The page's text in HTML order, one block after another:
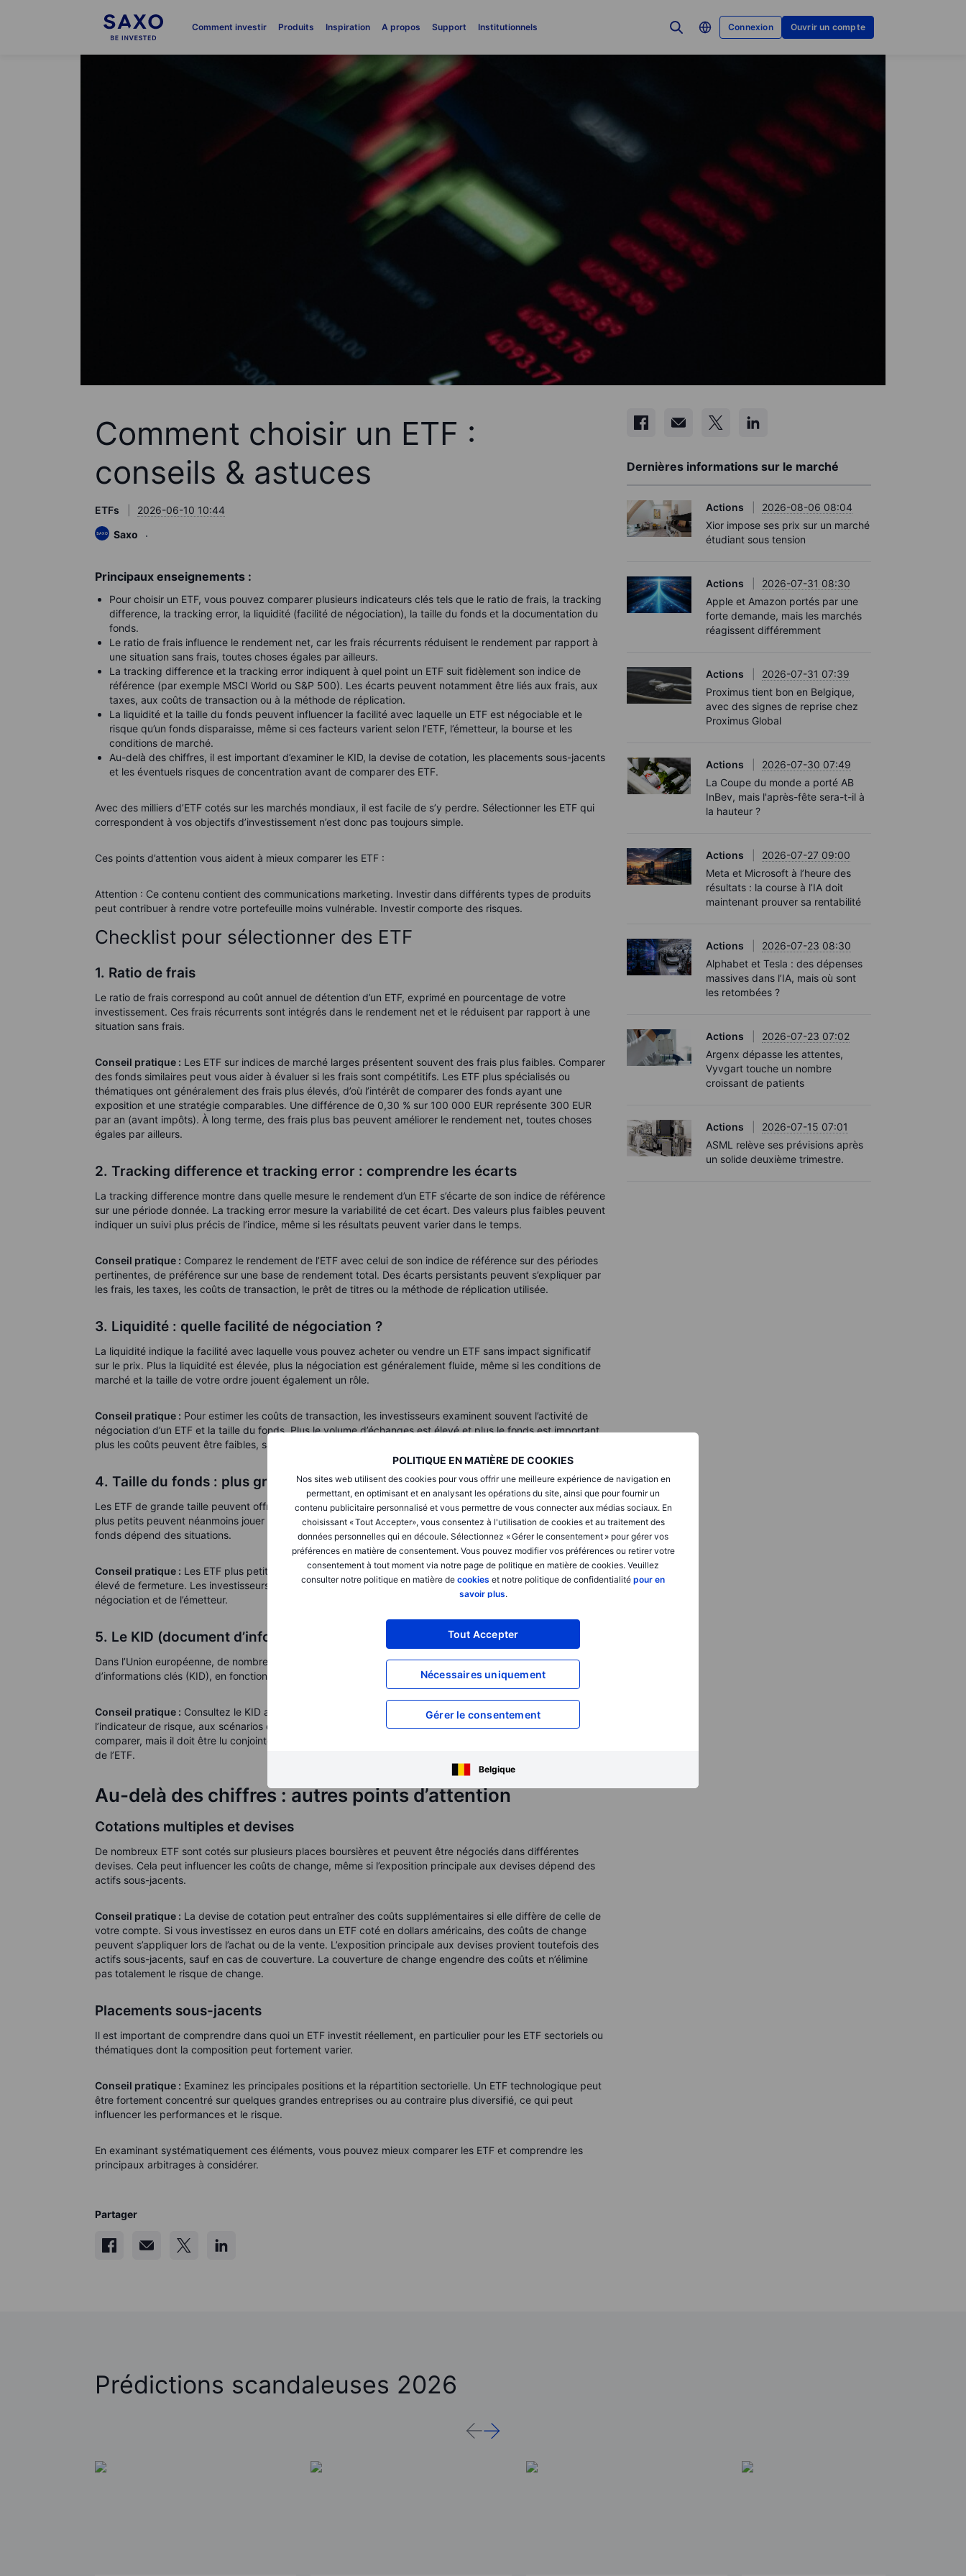
Comment investir Produits Inspiration A propos Support Institutionnels Connexion Ouvrir un compte
POLITIQUE EN MATIÈRE DE COOKIES
Nos sites web utilisent des cookies pour vous offrir une meilleure expérience de navigation en
permettant, en optimisant et en analysant les opérations du site, ainsi que pour fournir un
contenu publicitaire personnalisé et vous permettre de vous connecter aux médias sociaux. En
choisissant « Tout Accepter», vous consentez à l'utilisation de cookies et au traitement des
données personnelles qui en découle. Sélectionnez « Gérer le consentement » pour gérer vos
préférences en matière de consentement. Vous pouvez modifier vos préférences ou retirer votre
consentement à tout moment via notre page de politique en matière de cookies. Veuillez
consulter notre politique en matière de cookies et notre politique de confidentialité pour en
savoir plus.
Tout Accepter
Nécessaires uniquement
Gérer le consentement
Belgique
Comment choisir un ETF :
conseils & astuces
ETFs
2026-06-10 10:44
Saxo
Principaux enseignements :
Pour choisir un ETF, vous pouvez comparer plusieurs indicateurs clés tels que le ratio de frais, la tracking
difference, la tracking error, la liquidité (facilité de négociation), la taille du fonds et la documentation du
fonds.
Le ratio de frais influence le rendement net, car les frais récurrents réduisent le rendement par rapport à
une situation sans frais, toutes choses égales par ailleurs.
La tracking difference et la tracking error indiquent à quel point un ETF suit fidèlement son indice de
référence (par exemple MSCI World ou S&P 500). Les écarts peuvent notamment être liés aux frais, aux
taxes, aux coûts de transaction ou à la méthode de réplication.
La liquidité et la taille du fonds peuvent influencer la facilité avec laquelle un ETF est négociable et le
risque qu’un fonds disparaisse, même si ces facteurs varient selon l’ETF, l’émetteur, la bourse et les
conditions de marché.
Au-delà des chiffres, il est important d’examiner le KID, la devise de cotation, les placements sous-jacents
et les éventuels risques de concentration avant de comparer des ETF.
Avec des milliers d’ETF cotés sur les marchés mondiaux, il est facile de s’y perdre. Sélectionner les ETF qui
correspondent à vos objectifs d’investissement n’est donc pas toujours simple.
Ces points d’attention vous aident à mieux comparer les ETF :
Attention : Ce contenu contient des communications marketing. Investir dans différents types de produits
peut contribuer à rendre votre portefeuille moins vulnérable. Investir comporte des risques.
Checklist pour sélectionner des ETF
1. Ratio de frais
Le ratio de frais correspond au coût annuel de détention d’un ETF, exprimé en pourcentage de votre
investissement. Ces frais récurrents sont intégrés dans le rendement net et le réduisent par rapport à une
situation sans frais.
Conseil pratique : Les ETF sur indices de marché larges présentent souvent des frais plus faibles. Comparer
des fonds similaires peut vous aider à évaluer si les frais sont compétitifs. Les ETF plus spécialisés ou
thématiques ont généralement des frais plus élevés, d’où l’intérêt de comparer des fonds ayant une
exposition et une stratégie comparables. Une différence de 0,30 % sur 100 000 EUR représente 300 EUR
par an (avant impôts). À long terme, des frais plus bas peuvent améliorer le rendement net, toutes choses
égales par ailleurs.
2. Tracking difference et tracking error : comprendre les écarts
La tracking difference montre dans quelle mesure le rendement d’un ETF s’écarte de son indice de référence
sur une période donnée. La tracking error mesure la variabilité de cet écart. Des valeurs plus faibles peuvent
indiquer un suivi plus précis de l’indice, même si les résultats peuvent varier dans le temps.
Conseil pratique : Comparez le rendement de l’ETF avec celui de son indice de référence sur des périodes
pertinentes, de préférence sur une base de rendement total. Des écarts persistants peuvent s’expliquer par
les frais, les taxes, les coûts de transaction, le prêt de titres ou la méthode de réplication utilisée.
3. Liquidité : quelle facilité de négociation ?
La liquidité indique la facilité avec laquelle vous pouvez acheter ou vendre un ETF sans impact significatif
sur le prix. Plus la liquidité est élevée, plus la négociation est généralement fluide, même si les conditions de
marché et la taille de votre ordre jouent également un rôle.
Conseil pratique : Pour estimer les coûts de transaction, les investisseurs examinent souvent l’activité de
négociation d’un ETF et la taille du fonds. Plus le volume d’échanges est élevé et plus le fonds est important,
plus les coûts peuvent être faibles, sans qu’il existe de seuil fixe.
4. Taille du fonds : plus grand est-il toujours meilleur ?
Les ETF de grande taille peuvent offrir certains avantages, comme une meilleure liquidité, mais les fonds
plus petits peuvent néanmoins jouer un rôle spécifique dans un portefeuille. Le risque de disparition d’un
fonds dépend des situations.
Conseil pratique : Les ETF plus petits peuvent être moins activement négociés et présenter un risque plus
élevé de fermeture. Les investisseurs tiennent donc souvent compte de la taille du fonds, de son activité de
négociation et de l’émetteur.
5. Le KID (document d’informations clés)
Dans l’Union européenne, de nombreux ETF destinés aux investisseurs particuliers fournissent un document
d’informations clés (KID), en fonction de la structure du produit et de la réglementation applicable.
Conseil pratique : Consultez le KID avant d’investir, s’il est disponible. Portez notamment attention à
l’indicateur de risque, aux scénarios de performance et au récapitulatif des frais. Le KID est utile pour
comparer, mais il doit être lu conjointement avec d’autres documents du fonds et l’objectif d’investissement
de l’ETF.
Au-delà des chiffres : autres points d’attention
Cotations multiples et devises
De nombreux ETF sont cotés sur plusieurs places boursières et peuvent être négociés dans différentes
devises. Cela peut influencer les coûts de change, même si l’exposition principale aux devises dépend des
actifs sous-jacents.
Conseil pratique : La devise de cotation peut entraîner des coûts supplémentaires si elle diffère de celle de
votre compte. Si vous investissez en euros dans un ETF coté en dollars américains, des coûts de change
peuvent s’appliquer lors de l’achat ou de la vente. L’exposition principale aux devises provient toutefois des
actifs sous-jacents, sauf en cas de couverture. La couverture de change engendre des coûts et n’élimine
pas totalement le risque de change.
Placements sous-jacents
Il est important de comprendre dans quoi un ETF investit réellement, en particulier pour les ETF sectoriels ou
thématiques dont la composition peut fortement varier.
Conseil pratique : Examinez les principales positions et la répartition sectorielle. Un ETF technologique peut
être fortement concentré sur quelques grandes entreprises ou au contraire plus diversifié, ce qui peut
influencer les performances et le risque.
En examinant systématiquement ces éléments, vous pouvez mieux comparer les ETF et comprendre les
principaux arbitrages à considérer.
Partager
Dernières informations sur le marché
Actions
2026-08-06 08:04
Xior impose ses prix sur un marché
étudiant sous tension
Actions
2026-07-31 08:30
Apple et Amazon portés par une
forte demande, mais les marchés
réagissent différemment
Actions
2026-07-31 07:39
Proximus tient bon en Belgique,
avec des signes de reprise chez
Proximus Global
Actions
2026-07-30 07:49
La Coupe du monde a porté AB
InBev, mais l'après-fête sera-t-il à
la hauteur ?
Actions
2026-07-27 09:00
Meta et Microsoft à l’heure des
résultats : la course à l’IA doit
maintenant prouver sa rentabilité
Actions
2026-07-23 08:30
Alphabet et Tesla : des dépenses
massives dans l’IA, mais où sont
les retombées ?
Actions
2026-07-23 07:02
Argenx dépasse les attentes,
Vyvgart touche un nombre
croissant de patients
Actions
2026-07-15 07:01
ASML relève ses prévisions après
un solide deuxième trimestre.
Prédictions scandaleuses 2026